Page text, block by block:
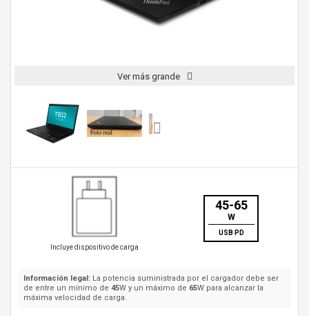
Ver más grande
Incluye dispositivo de carga
45-65
W
USB PD
Información legal: La potencia suministrada por el cargador debe ser
de entre un mínimo de 45W y un máximo de 65W para alcanzar la
máxima velocidad de carga.